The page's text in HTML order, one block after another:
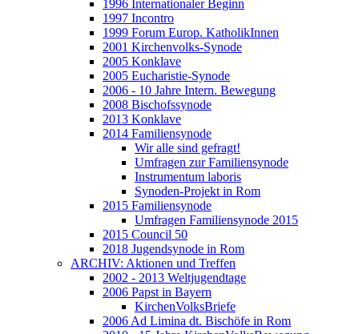
1996 Internationaler Beginn
1997 Incontro
1999 Forum Europ. KatholikInnen
2001 Kirchenvolks-Synode
2005 Konklave
2005 Eucharistie-Synode
2006 - 10 Jahre Intern. Bewegung
2008 Bischofssynode
2013 Konklave
2014 Familiensynode
Wir alle sind gefragt!
Umfragen zur Familiensynode
Instrumentum laboris
Synoden-Projekt in Rom
2015 Familiensynode
Umfragen Familiensynode 2015
2015 Council 50
2018 Jugendsynode in Rom
ARCHIV: Aktionen und Treffen
2002 - 2013 Weltjugendtage
2006 Papst in Bayern
KirchenVolksBriefe
2006 Ad Limina dt. Bischöfe in Rom